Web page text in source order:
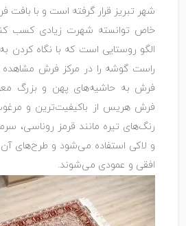
شهر تبریز قرار گرفته است و با بافت
خاص توانسته شهرت زیادی کسب
الگو روستایی است که با نگاه کردن
راست گوشه را در مرکز فرش
فرش به حاشیه‌های پهن و بزرگ
فرش هریس از باکیفیت‌ترین و
رنگ‌های تیره مانند قرمز روناسی،
و لاکی استفاده می‌شود و طرح‌های
افقی و عمودی می‌شوند.